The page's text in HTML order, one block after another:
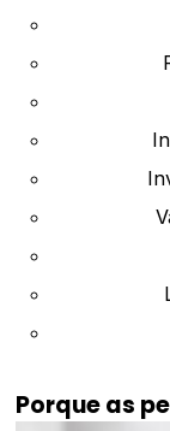
Porque as